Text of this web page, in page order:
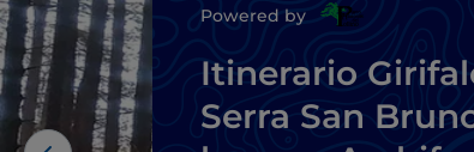
Powered by
Itinerario
Serra San